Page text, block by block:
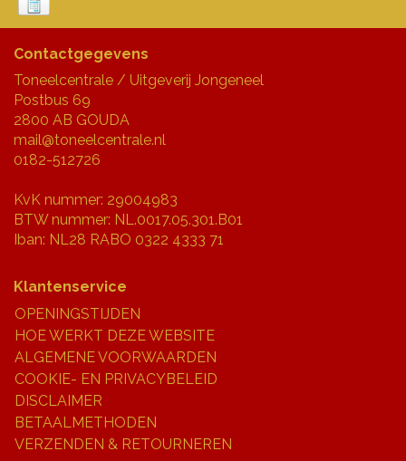
Contactgegevens
Toneelcentrale / Uitgeverij Jongeneel
Postbus 69
2800 AB GOUDA
mail@toneelcentrale.nl
0182-512726
KvK nummer: 29004983
BTW nummer: NL.0017.05.301.B01
Iban: NL28 RABO 0322 4333 71
Klantenservice
OPENINGSTIJDEN
HOE WERKT DEZE WEBSITE
ALGEMENE VOORWAARDEN
COOKIE- EN PRIVACYBELEID
DISCLAIMER
BETAALMETHODEN
VERZENDEN & RETOURNEREN